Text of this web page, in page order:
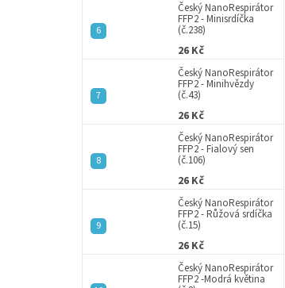
Český NanoRespirátor
FFP2 - Minisrdíčka
(č.238)
26 Kč
Český NanoRespirátor
FFP2 - Minihvězdy
(č.43)
26 Kč
Český NanoRespirátor
FFP2 - Fialový sen
(č.106)
26 Kč
Český NanoRespirátor
FFP2 - Růžová srdíčka
(č.15)
26 Kč
Český NanoRespirátor
FFP2 -Modrá květina